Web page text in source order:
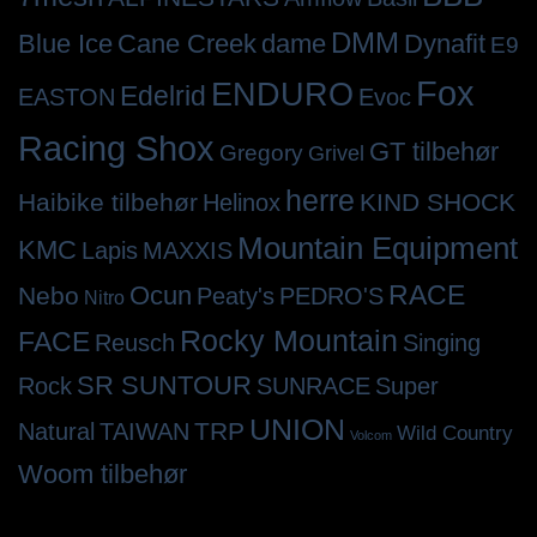
Blue Ice Cane Creek dame DMM Dynafit E9
EASTON Edelrid ENDURO Evoc Fox
Racing Shox Gregory Grivel GT tilbehør
Haibike tilbehør Helinox herre KIND SHOCK
KMC Lapis MAXXIS Mountain Equipment
Nebo Nitro Ocun Peaty's PEDRO'S RACE
FACE Reusch Rocky Mountain Singing
Rock SR SUNTOUR SUNRACE Super
Natural TAIWAN TRP UNION Volcom Wild Country
Woom tilbehør